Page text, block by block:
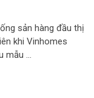
sản hàng đầu thị
khi Vinhomes
mẫu …